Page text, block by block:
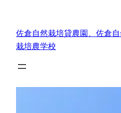
佐倉自然栽培貸農園、佐倉
栽培農学校